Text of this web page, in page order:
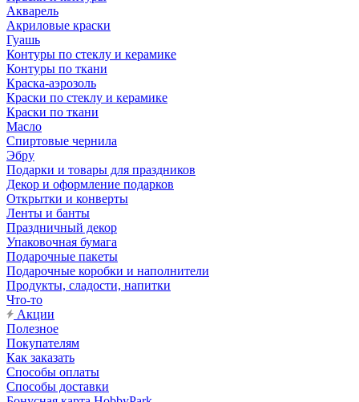
Акварель
Акриловые краски
Гуашь
Контуры по стеклу и керамике
Контуры по ткани
Краска-аэрозоль
Краски по стеклу и керамике
Краски по ткани
Масло
Спиртовые чернила
Эбру
Подарки и товары для праздников
Декор и оформление подарков
Открытки и конверты
Ленты и банты
Праздничный декор
Упаковочная бумага
Подарочные пакеты
Подарочные коробки и наполнители
Продукты, сладости, напитки
Что-то
Акции
Полезное
Покупателям
Как заказать
Способы оплаты
Способы доставки